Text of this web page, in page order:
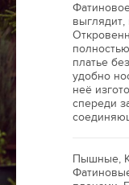
платье
удобно
неё
спереди
Пышные,